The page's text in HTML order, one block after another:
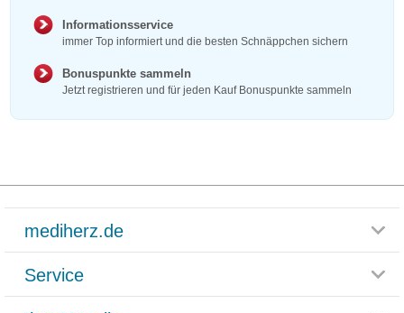
Informationsservice
immer Top informiert und die besten Schnäppchen sichern
Bonuspunkte sammeln
Jetzt registrieren und für jeden Kauf Bonuspunkte sammeln
mediherz.de
Glossar
Service